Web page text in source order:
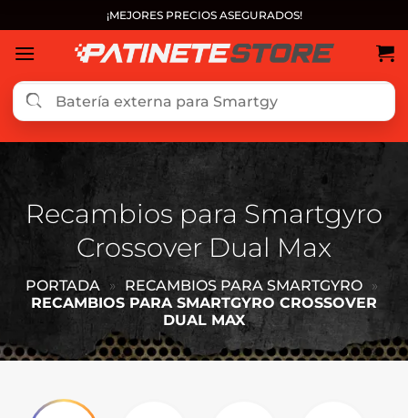
al
contenido
¡MEJORES PRECIOS ASEGURADOS!
Recambios para Smartgyro
Crossover Dual Max
PORTADA » RECAMBIOS PARA SMARTGYRO »
RECAMBIOS PARA SMARTGYRO CROSSOVER
DUAL MAX